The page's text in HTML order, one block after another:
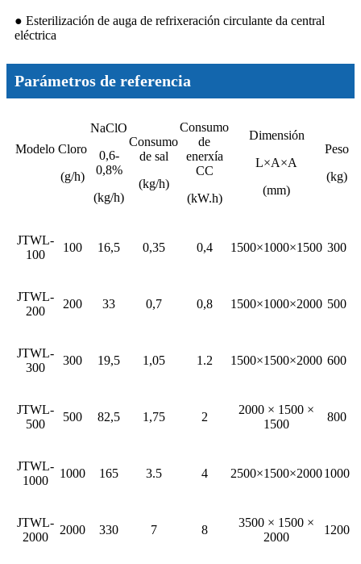
● Esterilización de auga de refrixeración circulante da central
eléctrica
Parámetros de referencia
Modelo Cloro
(g/h)
NaClO
0,6-
0,8%
(kg/h)
Consumo
de sal
(kg/h)
Consumo
de
enerxía
CC
(kW.h)
Dimensión
L×A×A
(mm)
Peso
(kg)
JTWL-
100
100 16,5 0,35 0,4 1500×1000×1500 300
JTWL-
200
200 33 0,7 0,8 1500×1000×2000 500
JTWL-
300
300 19,5 1,05 1.2 1500×1500×2000 600
JTWL-
500
500 82,5 1,75 2
2000 × 1500 ×
1500
800
JTWL-
1000
1000 165 3.5 4 2500×1500×20001000
JTWL-
2000
2000 330 7 8
3500 × 1500 ×
2000
1200